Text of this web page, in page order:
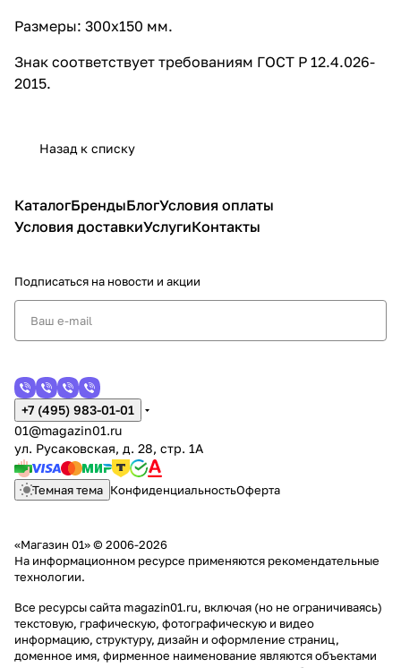
Размеры: 300х150 мм.
Знак соответствует требованиям ГОСТ Р 12.4.026-
2015.
Назад к списку
КаталогБрендыБлогУсловия оплаты
Условия доставкиУслугиКонтакты
Подписаться на новости и акции
+7 (495) 983-01-01
01@magazin01.ru
ул. Русаковская, д. 28, стр. 1А
Темная тема КонфиденциальностьОферта
«Магазин 01» © 2006-2026
На информационном ресурсе применяются рекомендательные
технологии.
Все ресурсы сайта magazin01.ru, включая (но не ограничиваясь)
текстовую, графическую, фотографическую и видео
информацию, структуру, дизайн и оформление страниц,
доменное имя, фирменное наименование являются объектами